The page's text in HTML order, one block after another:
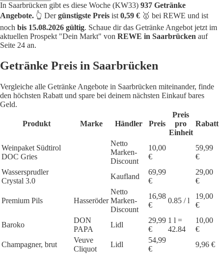
In Saarbrücken gibt es diese Woche (KW33) 937 Getränke
Angebote. 👆 Dergünstigste Preis ist 0,59 € 🥇 bei REWE und ist
noch bis 15.08.2026 gültig. Schaue dir das Getränke Angebot jetzt im
aktuellen Prospekt "Dein Markt" von REWE in Saarbrücken auf
Seite 24 an.
Getränke Preis in Saarbrücken
Vergleiche alle Getränke Angebote in Saarbrücken miteinander, finde
den höchsten Rabatt und spare bei deinem nächsten Einkauf bares
Geld.
Produkt Marke Händler Preis
Preis
pro
Einheit
Rabatt
Weinpaket Südtirol
DOC Gries
Netto
Marken-
Discount
10,00
€
59,99
€
Wassersprudler
Crystal 3.0
Kaufland
69,99
€
29,00
€
Premium Pils Hasseröder
Netto
Marken-
Discount
16,98
€
0.85 / l
19,00
€
Baroko
DON
PAPA
Lidl
29,99
€
1 l =
42.84
10,00
€
Champagner, brut
Veuve
Cliquot
Lidl
54,99
€
9,96 €